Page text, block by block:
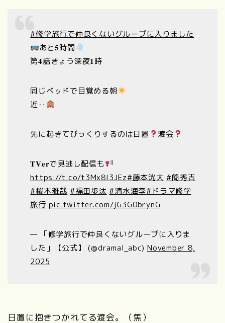
#修学旅行で仲良くないグループに入りました
あと𝟓時間
第𝟒話きょう深夜𝟏時
同じベッドで目覚める朝
近‥
先に起きてびっくりするのは日置 渡会
𝐓𝐕𝐞𝐫で見逃し配信も
https://t.co/t3Mx8I3JEz#藤本洸大 #簡秀吉
#桜木雅哉 #福田歩汰 #清水海李#ドラマ修学
旅行 pic.twitter.com/jG3G0brynG
— 「修学旅行で仲良くないグループに入りま
した」【公式】 (@dramal_abc) November 8,
2025
日置に抱きつかれてる渡会。（焦）